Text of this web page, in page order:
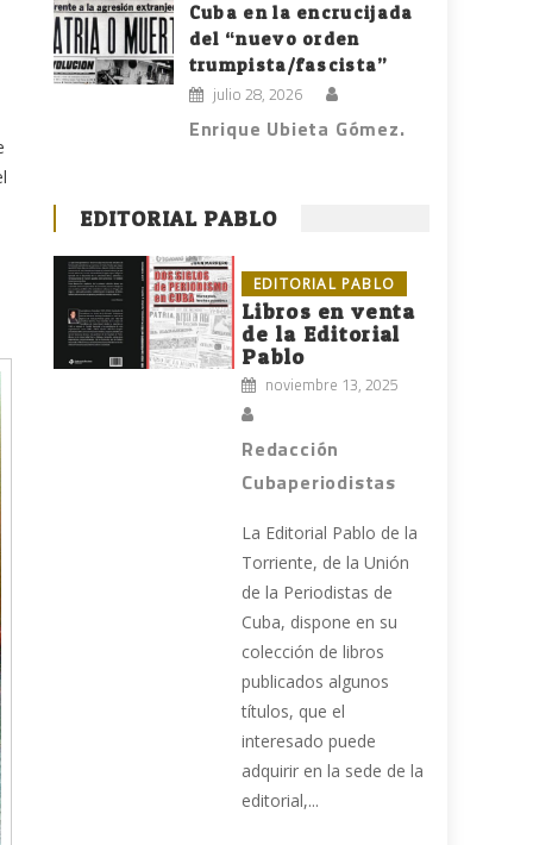
Cuba en la encrucijada
del “nuevo orden
trumpista/fascista”
julio 28, 2026
Enrique Ubieta Gómez.
EDITORIAL PABLO
EDITORIAL PABLO
Libros en venta
de la Editorial
Pablo
noviembre 13, 2025
Redacción
Cubaperiodistas
La Editorial Pablo de la
Torriente, de la Unión
de la Periodistas de
Cuba, dispone en su
colección de libros
publicados algunos
títulos, que el
interesado puede
adquirir en la sede de la
editorial,...